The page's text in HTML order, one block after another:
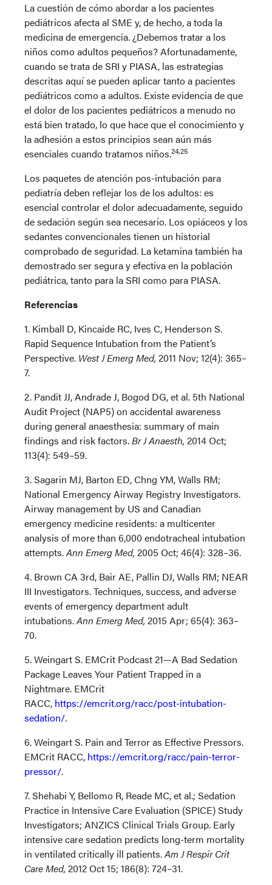
La cuestión de cómo abordar a los pacientes
pediátricos afecta al SME y, de hecho, a toda la
medicina de emergencia. ¿Debemos tratar a los
niños como adultos pequeños? Afortunadamente,
cuando se trata de SRI y PIASA, las estrategias
descritas aquí se pueden aplicar tanto a pacientes
pediátricos como a adultos. Existe evidencia de que
el dolor de los pacientes pediátricos a menudo no
está bien tratado, lo que hace que el conocimiento y
la adhesión a estos principios sean aún más
esenciales cuando tratamos niños.24,25
Los paquetes de atención pos-intubación para
pediatría deben reflejar los de los adultos: es
esencial controlar el dolor adecuadamente, seguido
de sedación según sea necesario. Los opiáceos y los
sedantes convencionales tienen un historial
comprobado de seguridad. La ketamina también ha
demostrado ser segura y efectiva en la población
pediátrica, tanto para la SRI como para PIASA.
Referencias
1. Kimball D, Kincaide RC, Ives C, Henderson S.
Rapid Sequence Intubation from the Patient’s
Perspective. West J Emerg Med, 2011 Nov; 12(4): 365–
7.
2. Pandit JJ, Andrade J, Bogod DG, et al. 5th National
Audit Project (NAP5) on accidental awareness
during general anaesthesia: summary of main
findings and risk factors.Br J Anaesth, 2014 Oct;
113(4): 549–59.
3. Sagarin MJ, Barton ED, Chng YM, Walls RM;
National Emergency Airway Registry Investigators.
Airway management by US and Canadian
emergency medicine residents: a multicenter
analysis of more than 6,000 endotracheal intubation
attempts.Ann Emerg Med, 2005 Oct; 46(4): 328–36.
4. Brown CA 3rd, Bair AE, Pallin DJ, Walls RM; NEAR
III Investigators. Techniques, success, and adverse
events of emergency department adult
intubations.Ann Emerg Med, 2015 Apr; 65(4): 363–
70.
5. Weingart S. EMCrit Podcast 21—A Bad Sedation
Package Leaves Your Patient Trapped in a
Nightmare. EMCrit
RACC, https://emcrit.org/racc/post-intubation-
sedation/.
6. Weingart S. Pain and Terror as Effective Pressors.
EMCrit RACC, https://emcrit.org/racc/pain-terror-
pressor/.
7. Shehabi Y, Bellomo R, Reade MC, et al.; Sedation
Practice in Intensive Care Evaluation (SPICE) Study
Investigators; ANZICS Clinical Trials Group. Early
intensive care sedation predicts long-term mortality
in ventilated critically ill patients.Am J Respir Crit
Care Med, 2012 Oct 15; 186(8): 724–31.